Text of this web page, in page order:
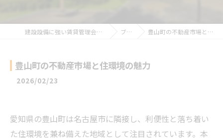
建設設備に強い賃貸管理会社 株式会社sqced ブログ 豊山町の不動産市場と住環境の魅力
豊山町の不動産市場と住環境の魅力
2026/02/23
愛知県の豊山町は名古屋市に隣接し、利便性と落ち着い
た住環境を兼ね備えた地域として注目されています。本